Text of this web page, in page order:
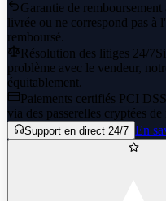
Garantie de remboursement
livrée ou ne correspond pas à
remboursé.
Résolution des litiges 24/7
problème avec le vendeur,
équitablement.
Paiements certifiés PCI DSS
via des passerelles cryptées
Support en direct 24/7 En